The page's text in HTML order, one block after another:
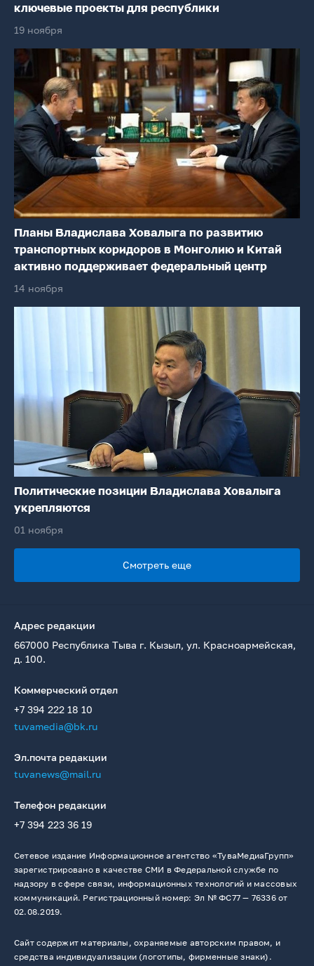
ключевые проекты для республики
19 ноября
Планы Владислава Ховалыга по развитию
транспортных коридоров в Монголию и Китай
активно поддерживает федеральный центр
14 ноября
Политические позиции Владислава Ховалыга
укрепляются
01 ноября
Смотреть еще
Адрес редакции
667000 Республика Тыва г. Кызыл, ул. Красноармейская,
д. 100.
Коммерческий отдел
+7 394 222 18 10
tuvamedia@bk.ru
Эл.почта редакции
tuvanews@mail.ru
Телефон редакции
+7 394 223 36 19
Сетевое издание Информационное агентство «ТуваМедиаГрупп»
зарегистрировано в качестве СМИ в Федеральной службе по
надзору в сфере связи, информационных технологий и массовых
коммуникаций. Регистрационный номер: Эл № ФС77 — 76336 от
02.08.2019.
Сайт содержит материалы, охраняемые авторским правом, и
средства индивидуализации (логотипы, фирменные знаки).